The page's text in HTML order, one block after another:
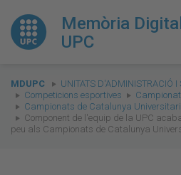
Memòria Digital
UPC
You
are
here:
MDUPC UNITATS D'ADMINISTRACIÓ I
Competicions esportives
Campionats de Catalunya
Component de l'equip de la UPC
peu als Campionats de Catalunya